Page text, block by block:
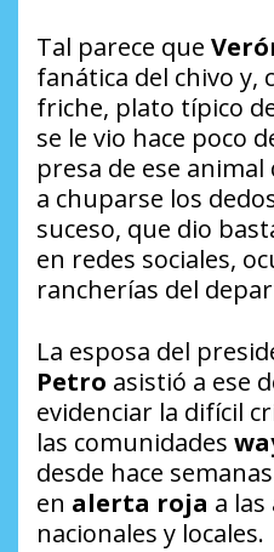
Tal parece que
fanática del chivo y,
friche, plato típico
se le vio hace poco
presa de ese
a chuparse los
suceso, que dio
en redes sociales,
rancherías del
La esposa del
Petro asistió a ese
evidenciar la difícil
las comunidades
desde hace
en alerta roja a
nacionales y locales.